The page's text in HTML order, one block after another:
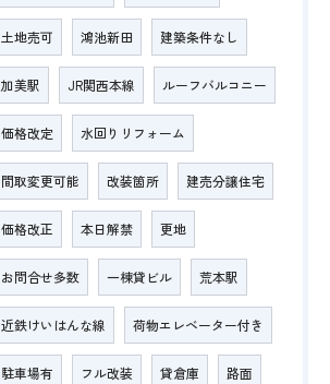
土地売可 鴻池新田 建築条件なし
加美駅 JR関西本線 ルーフバルコニー
価格改定 水回りリフォーム
間取変更可能 改装箇所 建売分譲住宅
価格改正 本日解禁 更地
お問合せ多数 一棟貸ビル 荒本駅
近鉄けいはんな線 荷物エレベーター付き
駐車場有 フル改装 貸倉庫 路面